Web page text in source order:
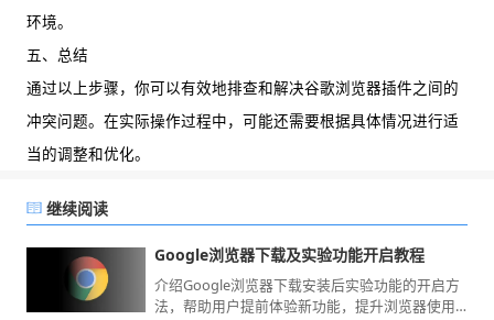
环境。
五、总结
通过以上步骤，你可以有效地排查和解决谷歌浏览器插件之间的
冲突问题。在实际操作过程中，可能还需要根据具体情况进行适
当的调整和优化。
继续阅读
Google浏览器下载及实验功能开启教程
介绍Google浏览器下载安装后实验功能的开启方
法，帮助用户提前体验新功能，提升浏览器使用